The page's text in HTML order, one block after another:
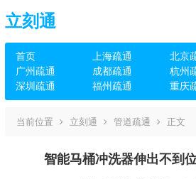
立刻通
首页 上海疏通 北京
广州疏通
成都疏通 杭州
深圳疏通
福州疏通 重庆
当前位置 立刻通 管道疏通 正文
智能马桶冲洗器伸出不到